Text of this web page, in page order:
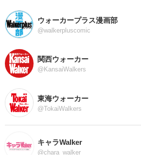
ウォーカープラス漫画部
@walkerpluscomic
関西ウォーカー
@KansaiWalkers
東海ウォーカー
@TokaiWalkers
キャラWalker
@chara_walker_